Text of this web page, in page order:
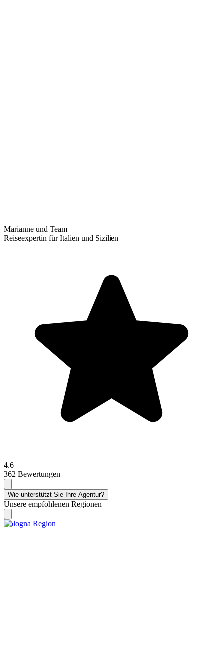
Marianne und Team
Reiseexpertin für Italien und Sizilien
4.6
362 Bewertungen
Wie unterstützt Sie Ihre Agentur?
Unsere empfohlenen Regionen
Bologna Region